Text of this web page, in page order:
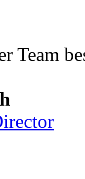
Team